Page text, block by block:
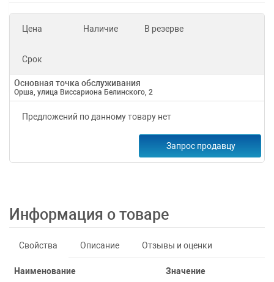
Цена Наличие В резерве
Срок
Основная точка обслуживания
Орша, улица Виссариона Белинского, 2
Предложений по данному товару нет
Запрос продавцу
Информация о товаре
Свойства Описание Отзывы и оценки
Наименование Значение